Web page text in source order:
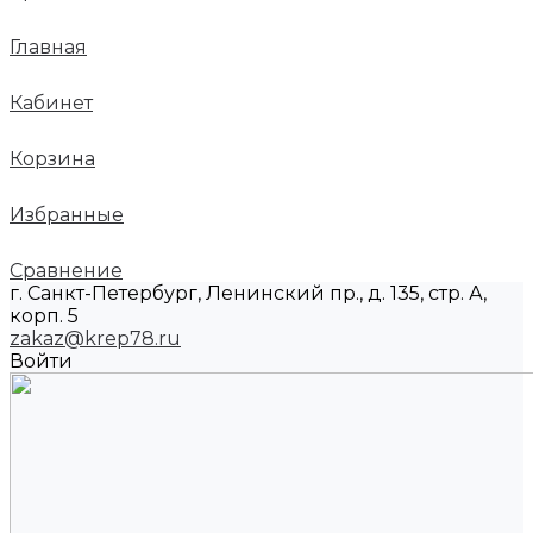
Главная
Кабинет
Корзина
Избранные
Сравнение
г. Санкт-Петербург, Ленинский пр., д. 135, стр. А,
корп. 5
zakaz@krep78.ru
Войти